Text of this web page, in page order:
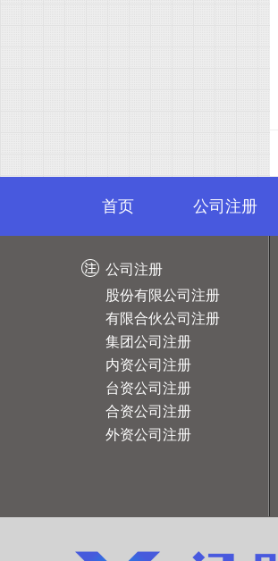
首页 公司注册
公司注册
股份有限公司注册
有限合伙公司注册
集团公司注册
内资公司注册
台资公司注册
合资公司注册
外资公司注册